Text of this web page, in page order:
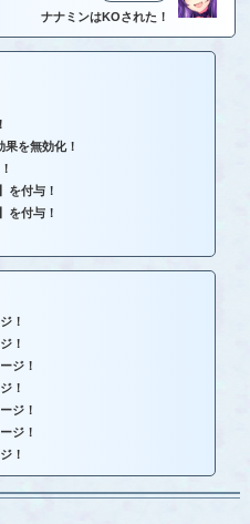
ナナミンはKOされた！
を無効化！
を付与！
を付与！
！
！
ジ！
！
ジ！
ジ！
！